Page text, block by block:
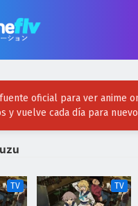
oficial para ver anime
y vuelve cada día para
TV TV